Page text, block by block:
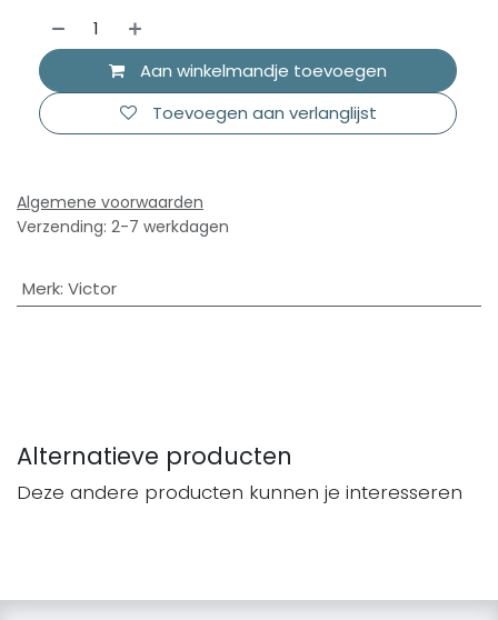
Aan winkelmandje toevoegen
Toevoegen aan verlanglijst
Algemene voorwaarden
Verzending: 2-7 werkdagen
Merk: Victor
Alternatieve producten
Deze andere producten kunnen je interesseren